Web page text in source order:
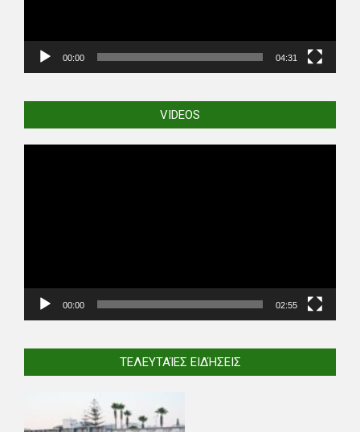
00:00 04:31
VIDEOS
00:00 02:55
ΤΕΛΕΥΤΑΊΕΣ ΕΙΔΉΣΕΙΣ